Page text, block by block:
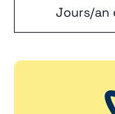
Jours/an